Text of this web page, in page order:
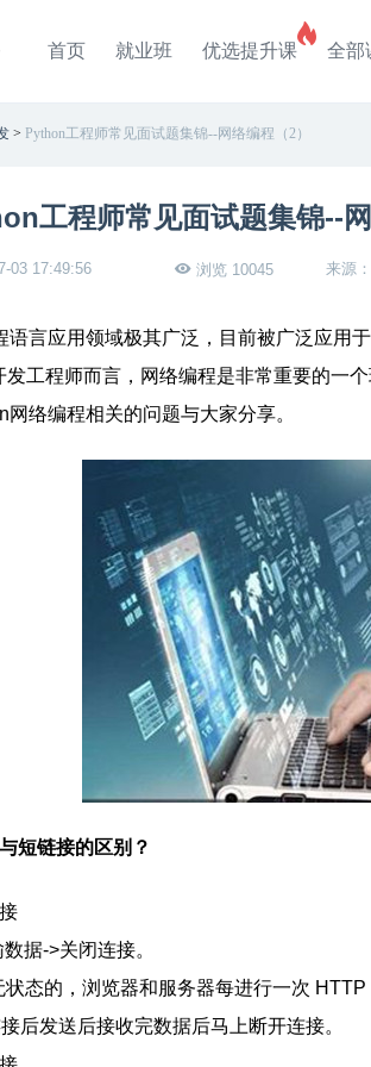
首页 就业班 优选提升课 全部
> Python工程师常见面试题集锦--网络编程（2）
工程师常见面试题集锦--
03 17:49:56 浏览 10045 来源
应用领域极其广泛，目前被广泛应用于
发工程师而言，网络编程是非常重要的一
络编程相关的问题与大家分享。
短链接的区别？
->关闭连接。
的，浏览器和服务器每进行一次 HTTP
后发送后接收完数据后马上断开连接。